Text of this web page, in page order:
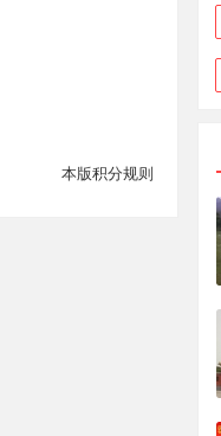
本版积分规则